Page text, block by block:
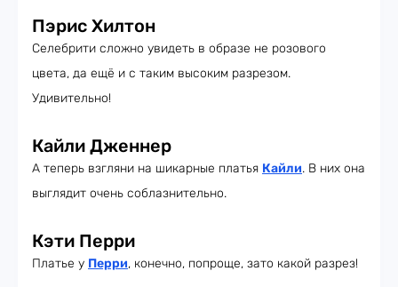
Пэрис Хилтон
Селебрити сложно увидеть в образе не розового
цвета, да ещё и с таким высоким разрезом.
Удивительно!
Кайли Дженнер
А теперь взгляни на шикарные платья Кайли. В них она
выглядит очень соблазнительно.
Кэти Перри
Платье у Перри, конечно, попроще, зато какой разрез!